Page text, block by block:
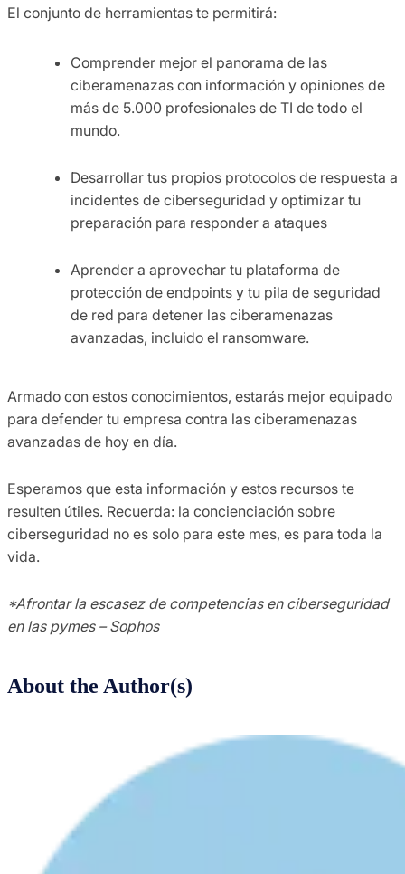
El conjunto de herramientas te permitirá:
Comprender mejor el panorama de las
ciberamenazas con información y opiniones de
más de 5.000 profesionales de TI de todo el
mundo.
Desarrollar tus propios protocolos de respuesta a
incidentes de ciberseguridad y optimizar tu
preparación para responder a ataques
Aprender a aprovechar tu plataforma de
protección de endpoints y tu pila de seguridad
de red para detener las ciberamenazas
avanzadas, incluido el ransomware.
Armado con estos conocimientos, estarás mejor equipado
para defender tu empresa contra las ciberamenazas
avanzadas de hoy en día.
Esperamos que esta información y estos recursos te
resulten útiles. Recuerda: la concienciación sobre
ciberseguridad no es solo para este mes, es para toda la
vida.
*Afrontar la escasez de competencias en ciberseguridad
en las pymes – Sophos
About the Author(s)